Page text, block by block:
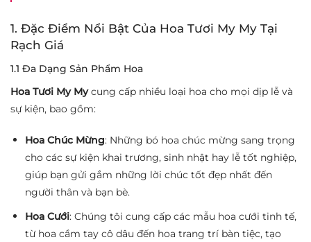
1. Đặc Điểm Nổi Bật Của Hoa Tươi My My Tại
Rạch Giá
1.1 Đa Dạng Sản Phẩm Hoa
Hoa Tươi My Mycung cấp nhiều loại hoa cho mọi dịp lễ và
sự kiện, bao gồm:
Hoa Chúc Mừng: Những bó hoa chúc mừng sang trọng
cho các sự kiện khai trương, sinh nhật hay lễ tốt nghiệp,
giúp bạn gửi gắm những lời chúc tốt đẹp nhất đến
người thân và bạn bè.
Hoa Cưới: Chúng tôi cung cấp các mẫu hoa cưới tinh tế,
từ hoa cầm tay cô dâu đến hoa trang trí bàn tiệc, tạo